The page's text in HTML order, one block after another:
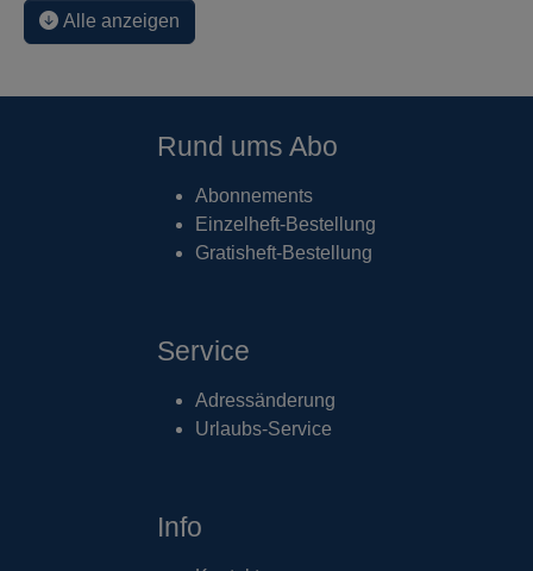
Alle anzeigen
Rund ums Abo
Abonnements
Einzelheft-Bestellung
Gratisheft-Bestellung
Service
Adressänderung
Urlaubs-Service
Info